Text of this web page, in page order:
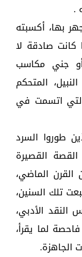
.
بها، أكسبته
صادقة لا
جني مكاسب
المتحكم
اتسمت في
طوروا السرد
القصيرة
الماضي،
تلك السنين،
الأدبي،
لما يقرأ،
الجاهزة.